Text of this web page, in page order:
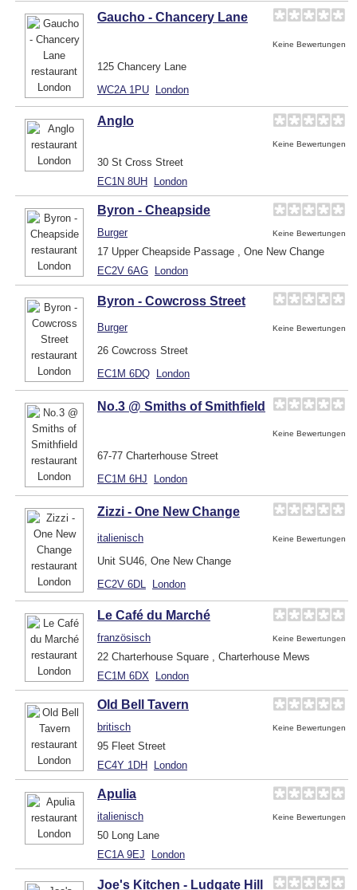
Gaucho - Chancery Lane
Keine Bewertungen
125 Chancery Lane
WC2A 1PU London
Anglo
Keine Bewertungen
30 St Cross Street
EC1N 8UH London
Byron - Cheapside
Burger Keine Bewertungen
17 Upper Cheapside Passage , One New Change
EC2V 6AG London
Byron - Cowcross Street
Burger Keine Bewertungen
26 Cowcross Street
EC1M 6DQ London
No.3 @ Smiths of Smithfield
Keine Bewertungen
67-77 Charterhouse Street
EC1M 6HJ
London
Zizzi - One New Change
italienisch Keine Bewertungen
Unit SU46, One New Change
EC2V 6DL
London
Le Café du Marché
französisch Keine Bewertungen
22 Charterhouse Square , Charterhouse Mews
EC1M 6DX
London
Old Bell Tavern
britisch Keine Bewertungen
95 Fleet Street
EC4Y 1DH London
Apulia
italienisch Keine Bewertungen
50 Long Lane
EC1A 9EJ
London
Joe's Kitchen - Ludgate Hill